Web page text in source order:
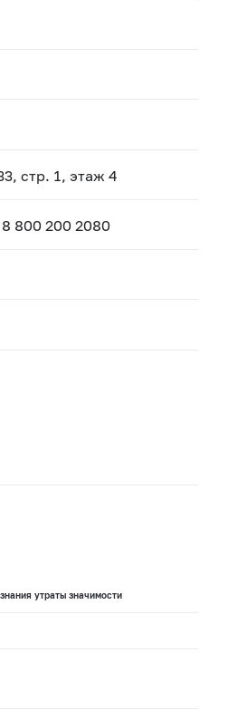
стр. 1, этаж 4
8 800 200 2080
утраты значимости